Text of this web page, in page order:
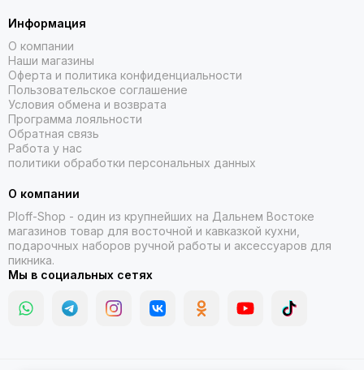
Информация
О компании
Наши магазины
Оферта и политика конфиденциальности
Пользовательское соглашение
Условия обмена и возврата
Программа лояльности
Обратная связь
Работа у нас
политики обработки персональных данных
О компании
Ploff-Shop - один из крупнейших на Дальнем Востоке
магазинов товар для восточной и кавказкой кухни,
подарочных наборов ручной работы и аксессуаров для
пикника.
Мы в социальных сетях